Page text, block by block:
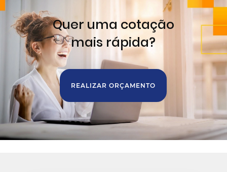
Quer uma cotação
mais rápida?
REALIZAR ORÇAMENTO